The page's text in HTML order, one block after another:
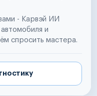
- Карвэй ИИ
и
спросить мастера.